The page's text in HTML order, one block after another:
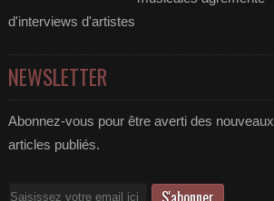
d'interviews d'artistes
NEWSLETTER
Abonnez-vous pour être averti des nouveaux
articles publiés.
Email